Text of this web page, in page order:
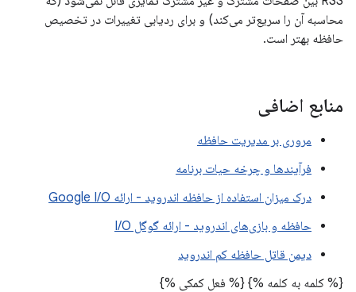
محاسبه آن را سریع‌تر می‌کند) و برای ردیابی تغییرات در تخصیص
حافظه بهتر است.
منابع اضافی
مروری بر مدیریت حافظه
فرآیندها و چرخه حیات برنامه
درک میزان استفاده از حافظه اندروید - ارائه Google I/O
حافظه و بازی‌های اندروید - ارائه گوگل I/O
دیمن قاتل حافظه کم اندروید
{% کلمه به کلمه %} {% فعل کمکی %}